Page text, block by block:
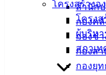
สำนัก
กองคลั
กองช่า
กองส
กองยุ
โครงสร้างอ
โครงส
ผู้บริห
สภาเท